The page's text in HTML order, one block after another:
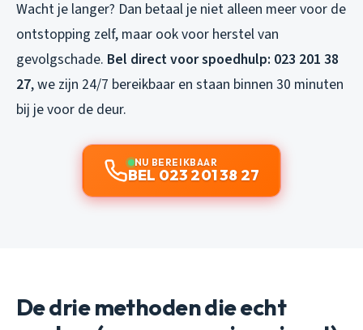
Wacht je langer? Dan betaal je niet alleen meer voor de
ontstopping zelf, maar ook voor herstel van
gevolgschade. Bel direct voor spoedhulp: 023 201 38
27, we zijn 24/7 bereikbaar en staan binnen 30 minuten
bij je voor de deur.
NU BEREIKBAAR
BEL 023 201 38 27
De drie methoden die echt